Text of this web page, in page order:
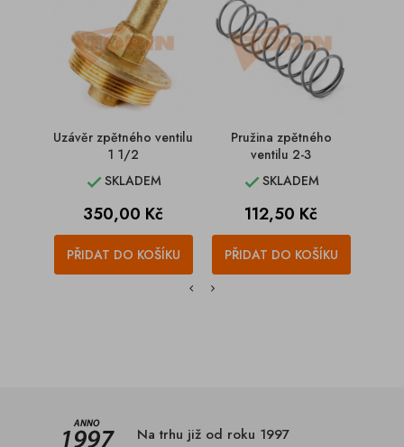
Uzávěr zpětného ventilu
1 1/2
SKLADEM
Cena
350,00 Kč
PŘIDAT DO KOŠÍKU
Pružina zpětného
ventilu 2-3
SKLADEM
Cena
112,50 Kč
PŘIDAT DO KOŠÍKU
Na trhu již od roku 1997